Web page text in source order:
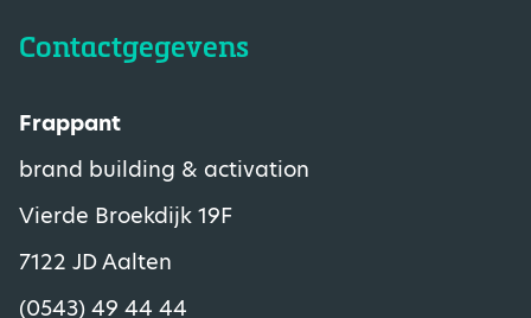
Contactgegevens
Frappant
brand building & activation
Vierde Broekdijk 19F
7122 JD Aalten
(0543) 49 44 44